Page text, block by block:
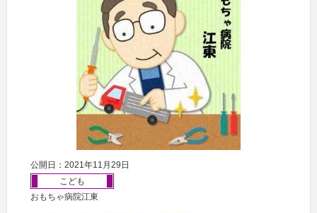
公開日：2021年11月29日
こども
おもちゃ病院江東